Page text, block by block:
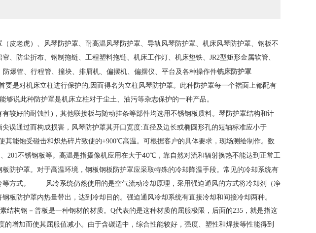
皮老虎）、风琴防护罩、耐高温风琴防护罩、导轨风琴防护罩、机床风琴防护罩、钢板不
、防尘折布、钢制拖链、工程塑料拖链、机床工作灯、机床垫铁、JR2型矩形金属软管、
爆管、行程管、撞块、排屑机、偏摆机、偏摆仪、平台及各种操作件铣床防护罩
是对机床立柱进行保护的,因而得名为立柱风琴防护罩。此种防护罩每一个褶面上都配有
说此种防护罩是机床立柱对于尘土、油污等杂志保护的一种产品。
较好的耐蚀性)，其他联接板与随动挂条等部件均选用不锈钢板质料。琴防护罩结构和计
误通过而构成损害，风琴防护罩其开口宽度:直径及边长或椭圆形孔的短轴标准应小于
其能饱受碰击和炽热碎片致使的+900℃高温。可根据客户的具体要求，现场测绘制作。数
201不锈钢板等。 高温是指摄像机应用在大于40℃，靠自然对流和辐射换热不能达到正常工
防护罩。对于高温环境，钢板钢板防护罩应采取特殊的冷却降温手段。常见的冷却系统有
等方式。 风冷系统仍然使用的是空气流动冷却原理，采用强迫通风的方式将冷却剂（净
板防护罩内热量带出，达到冷却目的。强迫通风冷却系统有直接冷却和间接冷却两种。
结构钢－普板是一种钢材的材质。Q代表的是这种材质的屈服极限，后面的235，就是指这
的增加而使其屈服值减小。由于含碳适中，综合性能较好，强度、塑性和焊接等性能得到